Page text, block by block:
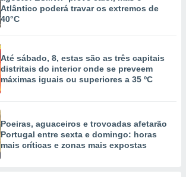
Atlântico poderá travar os extremos de
40°C
Até sábado, 8, estas são as três capitais
distritais do interior onde se preveem
máximas iguais ou superiores a 35 ºC
Poeiras, aguaceiros e trovoadas afetarão
Portugal entre sexta e domingo: horas
mais críticas e zonas mais expostas